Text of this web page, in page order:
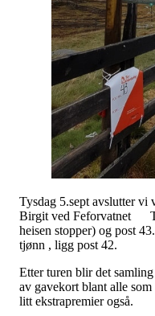
Tysdag 5.sept avslutter vi
Birgit ved Feforvatnet
heisen stopper) og post
tjønn , ligg post 42.
Etter turen blir det
av gavekort blant alle
litt ekstrapremier også.